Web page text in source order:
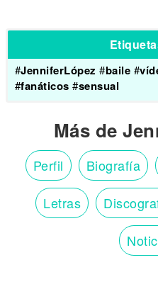
#JenniferLópez #baile #
#fanáticos #sensual
Más de
Perfil Biografía
Letras